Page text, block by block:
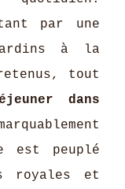
par une
à la
tout
dans
est peuplé
royales et